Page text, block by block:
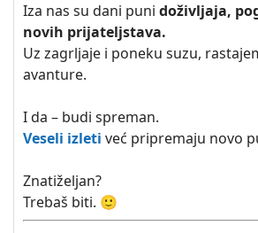
Iza nas su dani puni doživljaja,
novih prijateljstava.
Uz zagrljaje i poneku suzu,
avanture.
I da – budi spreman.
Veseli izleti već pripremaju novo
Znatiželjan?
Trebaš biti. 🙂